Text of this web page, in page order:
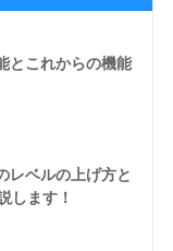
とこれからの機能
ベルの上げ方と
します！